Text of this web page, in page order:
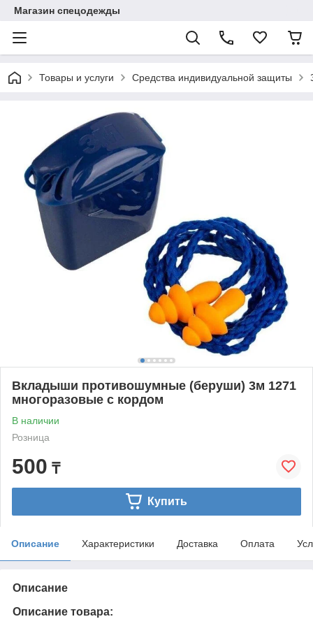
Магазин спецодежды
Товары и услуги Средства индивидуальной защиты
Вкладыши противошумные (беруши) 3м 1271
многоразовые с кордом
В наличии
Розница
500 ₸
Купить
Описание Характеристики Доставка Оплата
Описание
Описание товара: